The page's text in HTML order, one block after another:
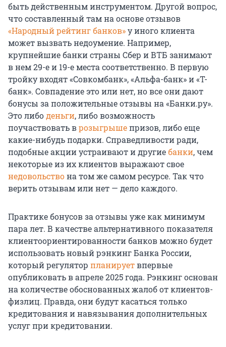
быть действенным инструментом. Другой вопрос,
что составленный там на основе отзывов
«Народный рейтинг банков»у иного клиента
может вызвать недоумение. Например,
крупнейшие банки страны Сбер и ВТБ занимают
в нем 29-е и 19-е места соответственно. В первую
тройку входят «Совкомбанк», «Альфа-банк» и «Т-
банк». Совпадение это или нет, но все они дают
бонусы за положительные отзывы на «Банки.ру».
Это либоденьги, либо возможность
поучаствовать врозыгрышепризов, либо еще
какие-нибудь подарки. Справедливости ради,
подобные акции устраивают и другиебанки, чем
некоторые из их клиентов выражают свое
недовольствона том же самом ресурсе. Так что
верить отзывам или нет — дело каждого.
Практике бонусов за отзывы уже как минимум
пара лет. В качестве альтернативного показателя
клиентоориентированности банков можно будет
использовать новый рэнкинг Банка России,
который регулятор планируетвпервые
опубликовать в апреле 2025 года. Рэнкинг основан
на количестве обоснованных жалоб от клиентов-
физлиц. Правда, они будут касаться только
кредитования и навязывания дополнительных
услуг при кредитовании.